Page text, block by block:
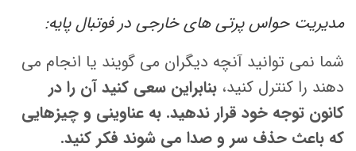
مدیریت حواس پرتی های خارجی در فوتبال پایه:
شما نمی توانید آنچه دیگران می گویند یا انجام می
دهند را کنترل کنید،بنابراین سعی کنید آن را در
کانون توجه خود قرار ندهید. به عناوینی و چیزهایی
که باعث حذف سر و صدا می شوند فکر کنید.